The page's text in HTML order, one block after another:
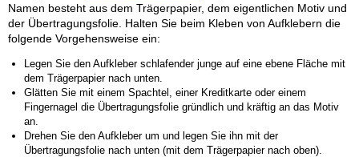
Namen besteht aus dem Trägerpapier, dem eigentlichen Motiv und
der Übertragungsfolie. Halten Sie beim Kleben von Aufklebern die
folgende Vorgehensweise ein:
Legen Sie den Aufkleber schlafender junge auf eine ebene Fläche mit
dem Trägerpapier nach unten.
Glätten Sie mit einem Spachtel, einer Kreditkarte oder einem
Fingernagel die Übertragungsfolie gründlich und kräftig an das Motiv
an.
Drehen Sie den Aufkleber um und legen Sie ihn mit der
Übertragungsfolie nach unten (mit dem Trägerpapier nach oben).